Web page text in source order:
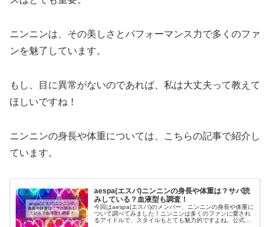
ニンニンは、その美しさとパフォーマンス力で多くのファ
ンを魅了しています。
もし、目に異常がないのであれば、私は大丈夫って教えて
ほしいですね！
ニンニンの身長や体重については、こちらの記事で紹介し
ています。
aespa(エスパ)ニンニンの身長や体重は？サバ読
みしている？血液型も調査！
今回はaespa(エスパ)のメンバー、ニンニンの身長や体重に
ついて調べてみました！ニンニンは多くのファンに愛され
るアイドルで、スタイルもとても魅力的ですよね。公式で